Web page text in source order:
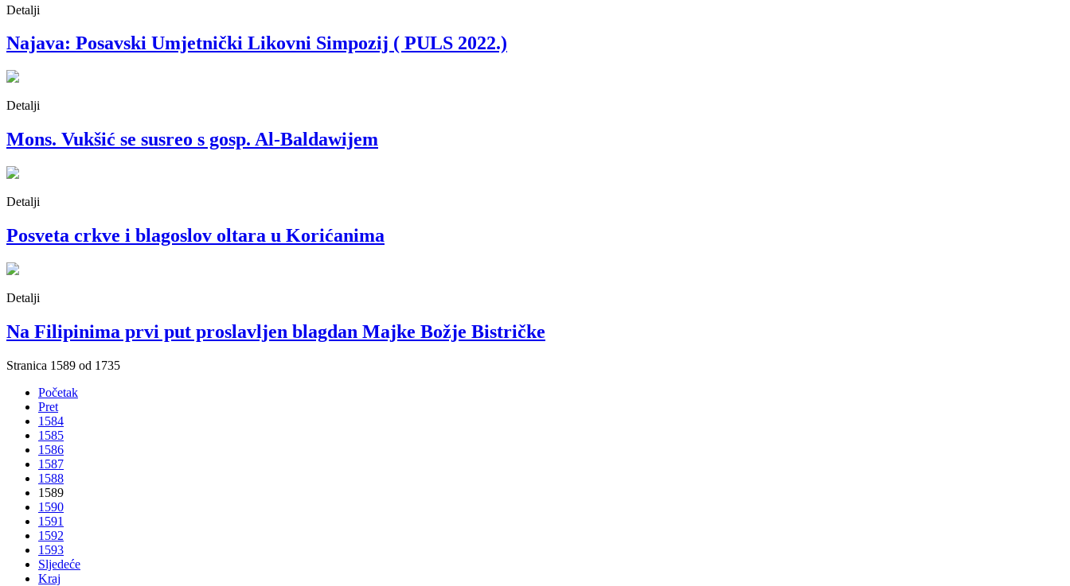
Detalji
Najava: Posavski Umjetnički Likovni Simpozij ( PULS 2022.)
Detalji
Mons. Vukšić se susreo s gosp. Al-Baldawijem
Detalji
Posveta crkve i blagoslov oltara u Korićanima
Detalji
Na Filipinima prvi put proslavljen blagdan Majke Božje Bistričke
Stranica 1589 od 1735
Početak
Pret
1584
1585
1586
1587
1588
1589
1590
1591
1592
1593
Sljedeće
Kraj